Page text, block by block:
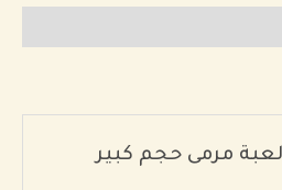
مرمى حجم كبير